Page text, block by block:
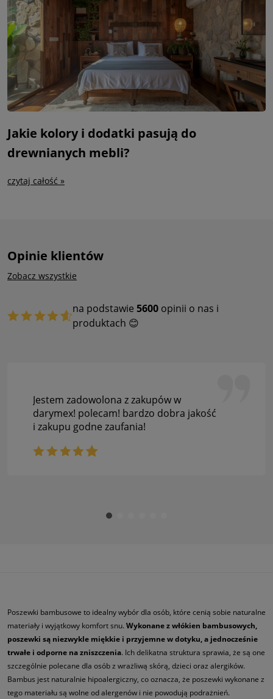
Jakie kolory i dodatki pasują do
drewnianych mebli?
czytaj całość »
Opinie klientów
Zobacz wszystkie
na podstawie 5600 opinii o nas i
produktach 😊
Jestem zadowolona z zakupów w
darymex! polecam! bardzo dobra jakość
i zakupu godne zaufania!
Poszewki bambusowe to idealny wybór dla osób, które cenią sobie naturalne
materiały i wyjątkowy komfort snu. Wykonane z włókien bambusowych,
poszewki są niezwykle miękkie i przyjemne w dotyku, a jednocześnie
trwałe i odporne na zniszczenia. Ich delikatna struktura sprawia, że są one
szczególnie polecane dla osób z wrażliwą skórą, dzieci oraz alergików.
Bambus jest naturalnie hipoalergiczny, co oznacza, że poszewki wykonane z
tego materiału są wolne od alergenów i nie powodują podrażnień.